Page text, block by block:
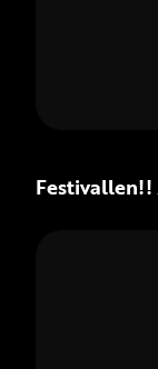
Festivallen!!